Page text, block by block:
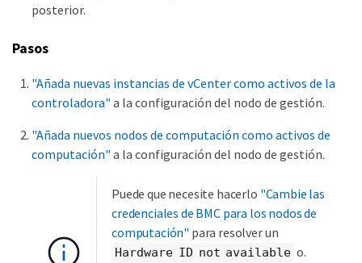
posterior.
Pasos
"Añada nuevas instancias de vCenter como activos de la
controladora" a la configuración del nodo de gestión.
"Añada nuevos nodos de computación como activos de
computación" a la configuración del nodo de gestión.
Puede que necesite hacerlo "Cambie las
credenciales de BMC para los nodos de
computación" para resolver un
Hardware ID not available o.